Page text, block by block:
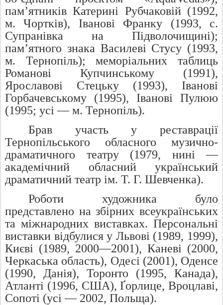
пам’ятників Катерині Рубчаковій (1992,
м. Чортків), Іванові Франку (1993, с.
Супранівка на Підволочищині);
пам’ятного знака Василеві Стусу (1993,
м. Тернопіль); меморіальних таблиць
Романові Купчинському (1991),
Ярославові Стецьку (1993), Іванові
Горбачевському (1995), Іванові Пулюю
(1995; усі — м. Тернопіль).
Брав участь у реставрації
Тернопільського обласного музично-
драматичного театру (1979, нині —
академічний обласний український
драматичний театр ім. Т. Г. Шевченка).
Роботи художника було
представлено на збірних всеукраїнських
та міжнародних виставках. Персональні
виставки відбулися у Львові (1989, 1999),
Києві (1989, 2000—2001), Каневі (2000,
Черкаська область), Одесі (2001), Оденсе
(1990, Данія), Торонто (1995, Канада),
Атланті (1996, США), Ґорлице, Вроцлаві,
Сопоті (усі — 2002, Польща).